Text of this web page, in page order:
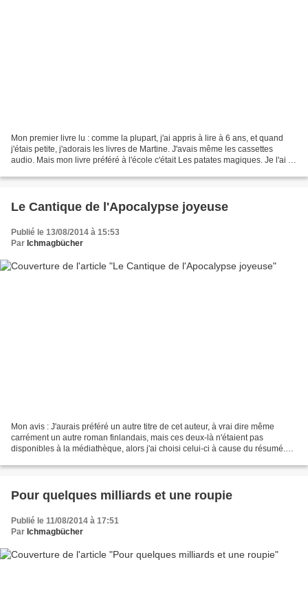
Mon premier livre lu : comme la plupart, j'ai appris à lire à 6 ans, et quand
j'étais petite, j'adorais les livres de Martine. J'avais même les cassettes
audio. Mais mon livre préféré à l'école c'était Les patates magiques. Je l'ai lu
Le Cantique de l'Apocalypse joyeuse
Publié le 13/08/2014 à 15:53
Par Ichmagbücher
Mon avis : J'aurais préféré un autre titre de cet auteur, à vrai dire même
carrément un autre roman finlandais, mais ces deux-là n'étaient pas
disponibles à la médiathèque, alors j'ai choisi celui-ci à cause du résumé.
Pour quelques milliards et une roupie
Publié le 11/08/2014 à 17:51
Par Ichmagbücher